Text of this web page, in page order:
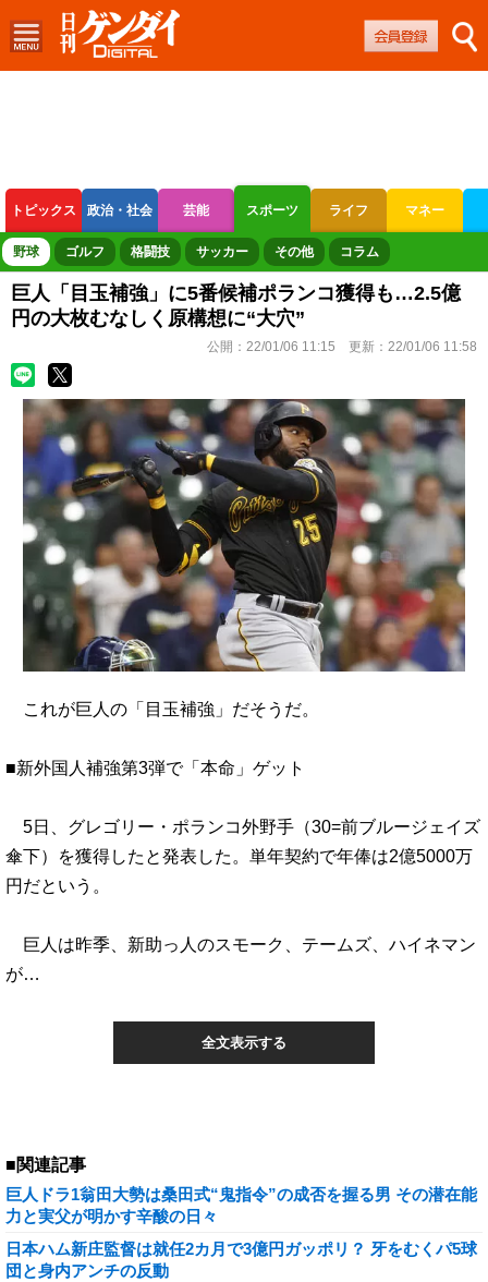
トピックス 政治・社会 芸能 スポーツ ライフ マネー
ボートレース 競輪 オートレース
野球 ゴルフ 格闘技 サッカー その他 コラム
巨人「目玉補強」に5番候補ポランコ獲得も…2.5億
円の大枚むなしく原構想に“大穴”
公開： 22/01/06 11:15 更新： 22/01/06 11:58
これが巨人の「目玉補強」だそうだ。
■新外国人補強第3弾で「本命」ゲット
5日、グレゴリー・ポランコ外野手（30=前ブルージェイズ
傘下）を獲得したと発表した。単年契約で年俸は2億5000万
円だという。
巨人は昨季、新助っ人のスモーク、テームズ、ハイネマン
が…
全文表示する
■関連記事
巨人ドラ1翁田大勢は桑田式“鬼指令”の成否を握る男 その潜在能
力と実父が明かす辛酸の日々
日本ハム新庄監督は就任2カ月で3億円ガッポリ？ 牙をむくパ5球
団と身内アンチの反動